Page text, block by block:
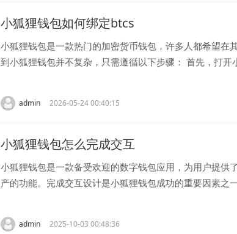
小狐狸钱包如何绑定btcs
小狐狸钱包是一款热门的加密货币钱包，许多人都希望在
到小狐狸钱包并不复杂，只需遵循以下步骤： 首先，打开
admin 2026-05-24 00:40:15
小狐狸钱包怎么完成交互
小狐狸钱包是一款备受欢迎的数字钱包应用，为用户提供
产的功能。完成交互设计是小狐狸钱包成功的重要因素之
admin 2025-10-03 00:48:36